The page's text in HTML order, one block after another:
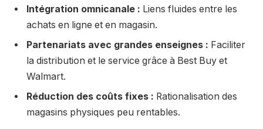
Intégration omnicanale : Liens fluides entre les
achats en ligne et en magasin.
Partenariats avec grandes enseignes : Faciliter
la distribution et le service grâce à Best Buy et
Walmart.
Réduction des coûts fixes : Rationalisation des
magasins physiques peu rentables.